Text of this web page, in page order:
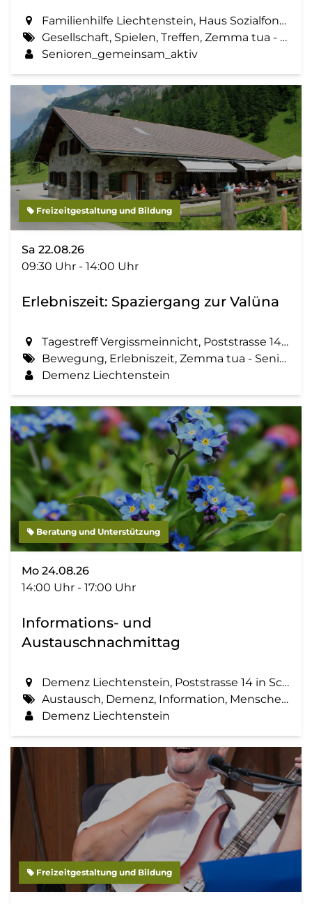
Familienhilfe Liechtenstein, Haus Sozialfonds, St. Martinsring 73 in Eschen
Gesellschaft, Spielen, Treffen, Zemma tua - Senioren gemeinsam aktiv
Senioren_gemeinsam_aktiv
Freizeitgestaltung und Bildung
Sa 22.08.26
09:30 Uhr - 14:00 Uhr
Erlebniszeit: Spaziergang zur Valüna
Tagestreff Vergissmeinnicht, Poststrasse 14 in Schaan
Bewegung, Erlebniszeit, Zemma tua - Senioren gemeinsam aktiv, Spaziergang, Geselligkeit
Demenz Liechtenstein
Beratung und Unterstützung
Mo 24.08.26
14:00 Uhr - 17:00 Uhr
Informations- und
Austauschnachmittag
Demenz Liechtenstein, Poststrasse 14 in Schaan
Austausch, Demenz, Information, Menschen mit Demenz, Zemma tua - Senioren gemeinsam aktiv
Demenz Liechtenstein
Freizeitgestaltung und Bildung